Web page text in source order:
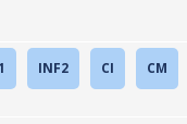
INF2 CI CM